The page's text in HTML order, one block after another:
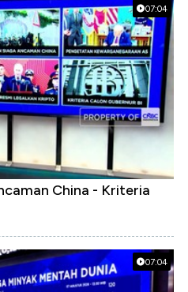
07:04
China - Kriteria
07:04